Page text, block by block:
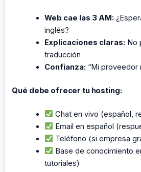
Web cae las 3 AM:
inglés?
Explicaciones claras: No
traducción
Confianza: “Mi proveedor
Qué debe ofrecer tu hosting:
Chat en vivo (español,
Email en español
Teléfono (si empresa
Base de conocimiento
tutoriales)